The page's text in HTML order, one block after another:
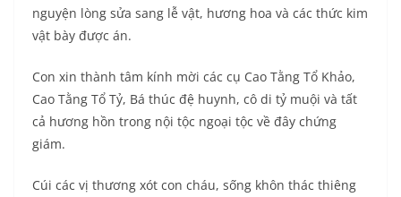
nguyện lòng sửa sang lễ vật, hương hoa và các thức kim
vật bày được án.
Con xin thành tâm kính mời các cụ Cao Tằng Tổ Khảo,
Cao Tằng Tổ Tỷ, Bá thúc đệ huynh, cô di tỷ muội và tất
cả hương hồn trong nội tộc ngoại tộc về đây chứng
giám.
Cúi các vị thương xót con cháu, sống khôn thác thiêng